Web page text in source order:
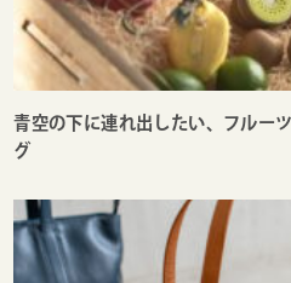
青空の下に連れ出したい、フルー
グ